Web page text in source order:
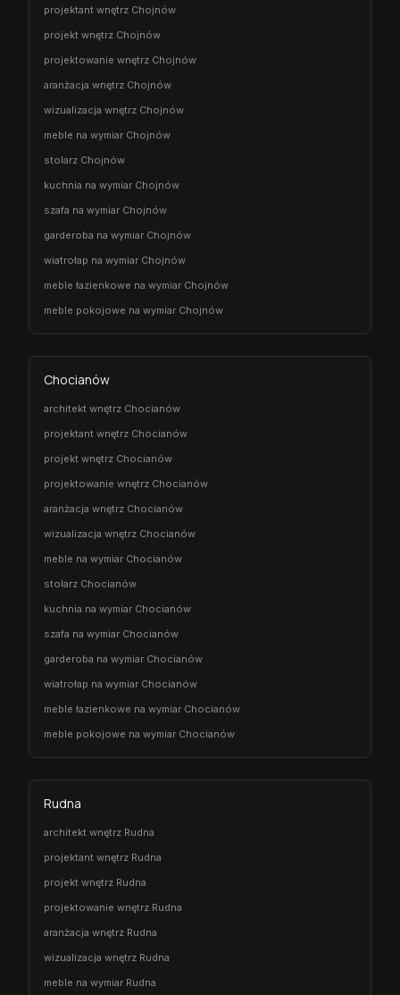
projektant wnętrz Chojnów
projekt wnętrz Chojnów
projektowanie wnętrz Chojnów
aranżacja wnętrz Chojnów
wizualizacja wnętrz Chojnów
meble na wymiar Chojnów
stolarz Chojnów
kuchnia na wymiar Chojnów
szafa na wymiar Chojnów
garderoba na wymiar Chojnów
wiatrołap na wymiar Chojnów
meble łazienkowe na wymiar Chojnów
meble pokojowe na wymiar Chojnów
Chocianów
architekt wnętrz Chocianów
projektant wnętrz Chocianów
projekt wnętrz Chocianów
projektowanie wnętrz Chocianów
aranżacja wnętrz Chocianów
wizualizacja wnętrz Chocianów
meble na wymiar Chocianów
stolarz Chocianów
kuchnia na wymiar Chocianów
szafa na wymiar Chocianów
garderoba na wymiar Chocianów
wiatrołap na wymiar Chocianów
meble łazienkowe na wymiar Chocianów
meble pokojowe na wymiar Chocianów
Rudna
architekt wnętrz Rudna
projektant wnętrz Rudna
projekt wnętrz Rudna
projektowanie wnętrz Rudna
aranżacja wnętrz Rudna
wizualizacja wnętrz Rudna
meble na wymiar Rudna